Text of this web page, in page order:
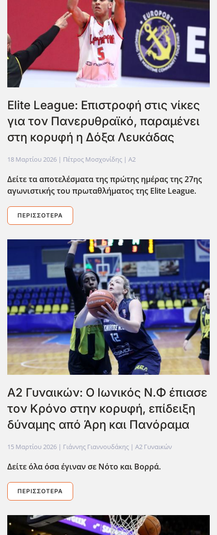
Elite League: Επιστροφή στις νίκες
για τον Πανερυθραϊκό, παραμένει
στη κορυφή η Δόξα Λευκάδας
18 Μαρτίου 2026 | Πέτρος Μοσχονίδης | A2
Δείτε τα αποτελέσματα της πρώτης ημέρας της 27ης
αγωνιστικής του πρωταθλήματος της Elite League.
ΠΕΡΙΣΣΌΤΕΡΑ
Α2 Γυναικών: Ο Ιωνικός Ν.Φ έπιασε
τον Κρόνο στην κορυφή, επίδειξη
δύναμης από Άρη και Πανόραμα
15 Μαρτίου 2026 | Γιάννης Γιαννουδάκης | Α2 Γυναικών
Δείτε όλα όσα έγιναν σε Νότο και Βορρά.
ΠΕΡΙΣΣΌΤΕΡΑ